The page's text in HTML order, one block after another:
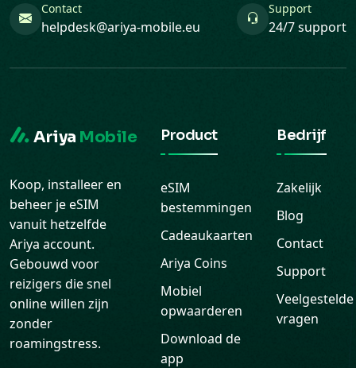
Contact
helpdesk@ariya-mobile.eu
Support
24/7 support
Ariya Mobile
Koop, installeer en
beheer je eSIM
vanuit hetzelfde
Ariya account.
Gebouwd voor
reizigers die snel
online willen zijn
zonder
roamingstress.
Product
eSIM
bestemmingen
Cadeaukaarten
Ariya Coins
Mobiel
opwaarderen
Download de
app
Bedrijf
Zakelijk
Blog
Contact
Support
Veelgestelde
vragen